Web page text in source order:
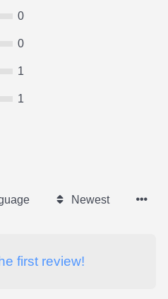
0
0
1
1
Newest
first review!